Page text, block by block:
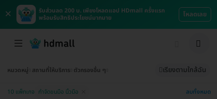
×
รับส่วนลด 200 บ. เพียงโหลดแอป HDmall ครั้งแรก
พร้อมรับสิทธิประโยชน์มากมาย
โหลดเลย
หมวดหมู่ สถานที่ให้บริการ ตัวกรองอื่น ๆ เรียงตามใกล้ฉัน
10 แพ็กเกจ กำจัดขนมือ นิ้วมือ ลบทั้งหมด